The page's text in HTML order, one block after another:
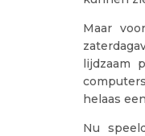
Maar
lijdzaam
helaas
Nu